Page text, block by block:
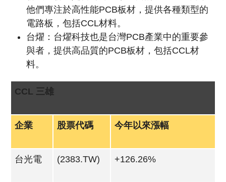
他們專注於高性能PCB板材，提供各種類型的
電路板，包括CCL材料。
台燿：台燿科技也是台灣PCB產業中的重要參
與者，提供高品質的PCB板材，包括CCL材
料。
CCL 三雄
企業 股票代碼 今年以來漲幅
台光電 (2383.TW) +126.26%